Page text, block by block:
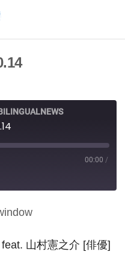
00:00 /
山村憲之介 [俳優]